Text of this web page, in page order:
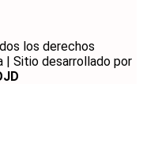
los derechos
| Sitio desarrollado por